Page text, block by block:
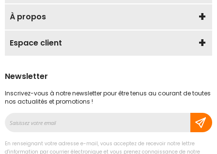
À propos
Espace client
Newsletter
Inscrivez-vous à notre newsletter pour être tenus au courant de toutes
nos actualités et promotions !
notre
lettre
En renseignant votre adresse e-mail, vous acceptez de recevoir notre lettre
d'information par courrier électronique et vous prenez connaissance de notre